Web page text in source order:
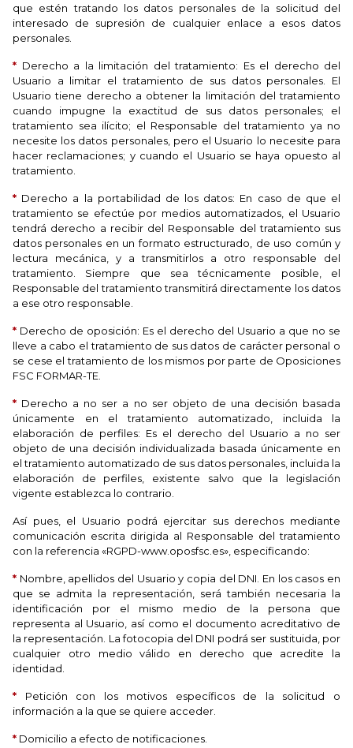
que estén tratando los datos personales de la solicitud del
interesado de supresión de cualquier enlace a esos datos
personales.
* Derecho a la limitación del tratamiento: Es el derecho del
Usuario a limitar el tratamiento de sus datos personales. El
Usuario tiene derecho a obtener la limitación del tratamiento
cuando impugne la exactitud de sus datos personales; el
tratamiento sea ilícito; el Responsable del tratamiento ya no
necesite los datos personales, pero el Usuario lo necesite para
hacer reclamaciones; y cuando el Usuario se haya opuesto al
tratamiento.
* Derecho a la portabilidad de los datos: En caso de que el
tratamiento se efectúe por medios automatizados, el Usuario
tendrá derecho a recibir del Responsable del tratamiento sus
datos personales en un formato estructurado, de uso común y
lectura mecánica, y a transmitirlos a otro responsable del
tratamiento. Siempre que sea técnicamente posible, el
Responsable del tratamiento transmitirá directamente los datos
a ese otro responsable.
* Derecho de oposición: Es el derecho del Usuario a que no se
lleve a cabo el tratamiento de sus datos de carácter personal o
se cese el tratamiento de los mismos por parte de Oposiciones
FSC FORMAR-TE.
* Derecho a no ser a no ser objeto de una decisión basada
únicamente en el tratamiento automatizado, incluida la
elaboración de perfiles: Es el derecho del Usuario a no ser
objeto de una decisión individualizada basada únicamente en
el tratamiento automatizado de sus datos personales, incluida la
elaboración de perfiles, existente salvo que la legislación
vigente establezca lo contrario.
Así pues, el Usuario podrá ejercitar sus derechos mediante
comunicación escrita dirigida al Responsable del tratamiento
con la referencia «RGPD-www.oposfsc.es», especificando:
* Nombre, apellidos del Usuario y copia del DNI. En los casos en
que se admita la representación, será también necesaria la
identificación por el mismo medio de la persona que
representa al Usuario, así como el documento acreditativo de
la representación. La fotocopia del DNI podrá ser sustituida, por
cualquier otro medio válido en derecho que acredite la
identidad.
* Petición con los motivos específicos de la solicitud o
información a la que se quiere acceder.
* Domicilio a efecto de notificaciones.